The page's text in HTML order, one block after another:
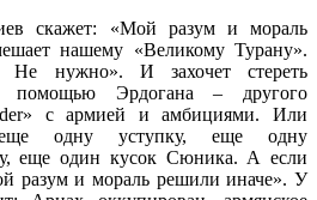
скажет: «Мой разум и мораль
нашему «Великому Турану».
Не нужно». И захочет стереть
Эрдогана – другого
с армией и амбициями. Или
еще одну уступку, еще одну
еще один кусок Сюника. А если
разум и мораль решили иначе». У